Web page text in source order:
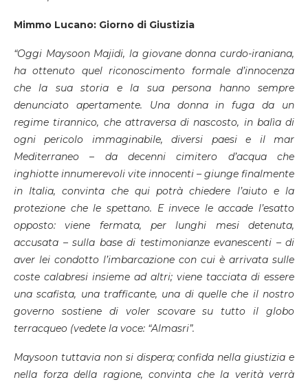
Mimmo Lucano: Giorno di Giustizia
“Oggi Maysoon Majidi, la giovane donna curdo-iraniana,
ha ottenuto quel riconoscimento formale d’innocenza
che la sua storia e la sua persona hanno sempre
denunciato apertamente. Una donna in fuga da un
regime tirannico, che attraversa di nascosto, in balìa di
ogni pericolo immaginabile, diversi paesi e il mar
Mediterraneo – da decenni cimitero d’acqua che
inghiotte innumerevoli vite innocenti – giunge finalmente
in Italia, convinta che qui potrà chiedere l’aiuto e la
protezione che le spettano. E invece le accade l’esatto
opposto: viene fermata, per lunghi mesi detenuta,
accusata – sulla base di testimonianze evanescenti – di
aver lei condotto l’imbarcazione con cui è arrivata sulle
coste calabresi insieme ad altri; viene tacciata di essere
una scafista, una trafficante, una di quelle che il nostro
governo sostiene di voler scovare su tutto il globo
terracqueo (vedete la voce: “Almasri”.
Maysoon tuttavia non si dispera; confida nella giustizia e
nella forza della ragione, convinta che la verità verrà